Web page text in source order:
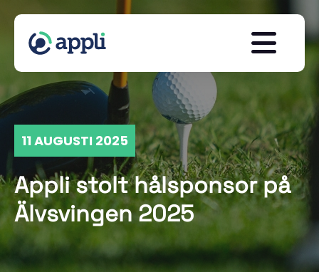
11 AUGUSTI 2025
Appli stolt hålsponsor på
Älvsvingen 2025